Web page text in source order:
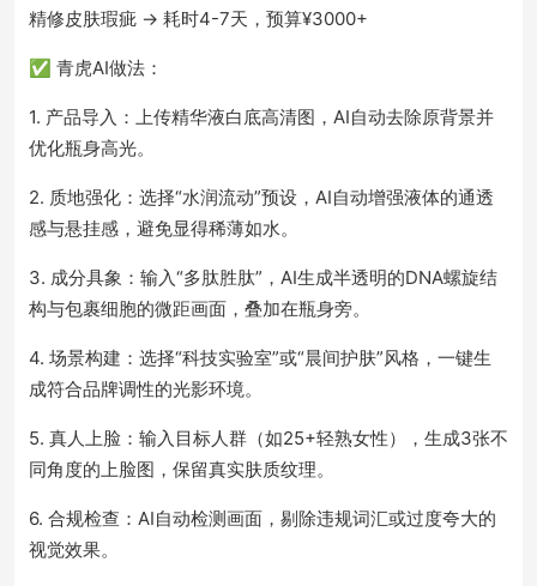
精修皮肤瑕疵 -> 耗时4-7天，预算¥3000+
✅ 青虎AI做法：
1. 产品导入：上传精华液白底高清图，AI自动去除原背景并
优化瓶身高光。
2. 质地强化：选择“水润流动”预设，AI自动增强液体的通透
感与悬挂感，避免显得稀薄如水。
3. 成分具象：输入“多肽胜肽”，AI生成半透明的DNA螺旋结
构与包裹细胞的微距画面，叠加在瓶身旁。
4. 场景构建：选择“科技实验室”或“晨间护肤”风格，一键生
成符合品牌调性的光影环境。
5. 真人上脸：输入目标人群（如25+轻熟女性），生成3张不
同角度的上脸图，保留真实肤质纹理。
6. 合规检查：AI自动检测画面，剔除违规词汇或过度夸大的
视觉效果。